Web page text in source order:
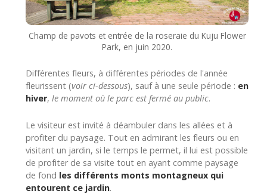
Champ de pavots et entrée de la roseraie du Kuju Flower
Park, en juin 2020.
Différentes fleurs, à différentes périodes de l'année
fleurissent (voir ci-dessous), sauf à une seule période : en
hiver, le moment où le parc est fermé au public.
Le visiteur est invité à déambuler dans les allées et à
profiter du paysage. Tout en admirant les fleurs ou en
visitant un jardin, si le temps le permet, il lui est possible
de profiter de sa visite tout en ayant comme paysage
de fond les différents monts montagneux qui
entourent ce jardin.